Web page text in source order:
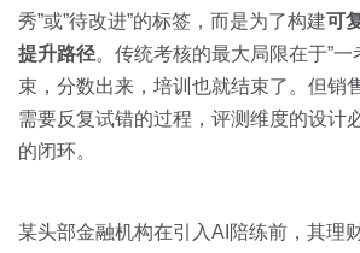
秀”或”待改进”的标签，而是为了构建可
提升路径。传统考核的最大局限在于”
束，分数出来，培训也就结束了。但销
需要反复试错的过程，评测维度的设计
的闭环。
某头部金融机构在引入AI陪练前，其理